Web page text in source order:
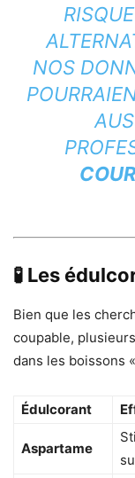
NOS
🧪 Les
Bien que les
coupable, plusieurs
dans les boissons
Édulcorant
Aspartame